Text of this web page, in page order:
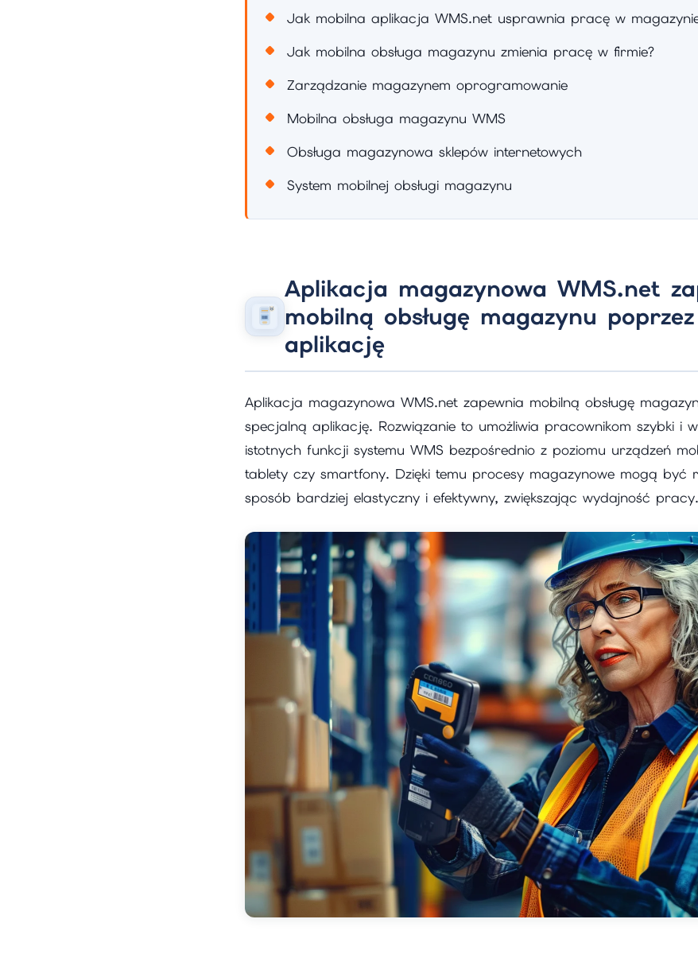
Jak mobilna aplikacja WMS.net usprawnia pracę w
Jak mobilna obsługa magazynu zmienia pracę w firmie?
Zarządzanie magazynem oprogramowanie
Mobilna obsługa magazynu WMS
Obsługa magazynowa sklepów internetowych
System mobilnej obsługi magazynu
Aplikacja magazynowa WMS.net
mobilną obsługę magazynu
aplikację
Aplikacja magazynowa WMS.net zapewnia mobilną obsługę
specjalną aplikację. Rozwiązanie to umożliwia pracownikom szybki i
istotnych funkcji systemu WMS bezpośrednio z poziomu urządzeń
tablety czy smartfony. Dzięki temu procesy magazynowe mogą być
sposób bardziej elastyczny i efektywny, zwiększając wydajność pracy.